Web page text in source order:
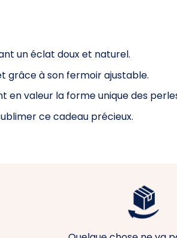
un éclat doux et naturel.
grâce à son fermoir ajustable.
valeur la forme unique des
ce cadeau précieux.